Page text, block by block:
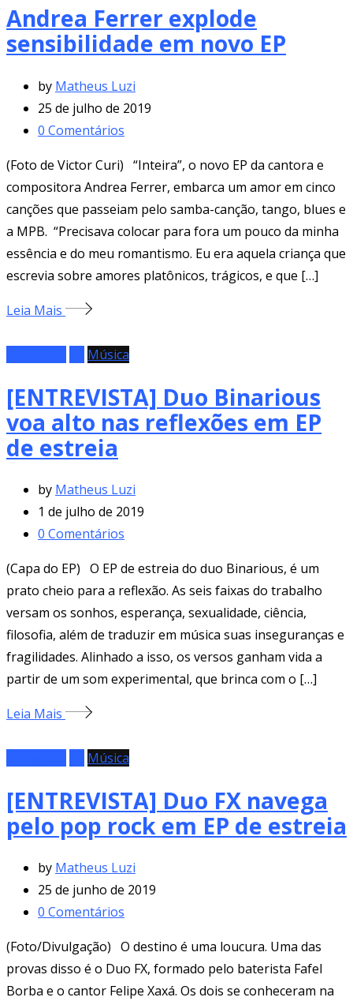
Andrea Ferrer explode
sensibilidade em novo EP
by Matheus Luzi
25 de julho de 2019
0 Comentários
(Foto de Victor Curi) “Inteira”, o novo EP da cantora e
compositora Andrea Ferrer, embarca um amor em cinco
canções que passeiam pelo samba-canção, tango, blues e
a MPB. “Precisava colocar para fora um pouco da minha
essência e do meu romantismo. Eu era aquela criança que
escrevia sobre amores platônicos, trágicos, e que […]
Leia Mais
Música
[ENTREVISTA] Duo Binarious
voa alto nas reflexões em EP
de estreia
by Matheus Luzi
1 de julho de 2019
0 Comentários
(Capa do EP) O EP de estreia do duo Binarious, é um
prato cheio para a reflexão. As seis faixas do trabalho
versam os sonhos, esperança, sexualidade, ciência,
filosofia, além de traduzir em música suas inseguranças e
fragilidades. Alinhado a isso, os versos ganham vida a
partir de um som experimental, que brinca com o […]
Leia Mais
Música
[ENTREVISTA] Duo FX navega
pelo pop rock em EP de estreia
by Matheus Luzi
25 de junho de 2019
0 Comentários
(Foto/Divulgação) O destino é uma loucura. Uma das
provas disso é o Duo FX, formado pelo baterista Fafel
Borba e o cantor Felipe Xaxá. Os dois se conheceram na